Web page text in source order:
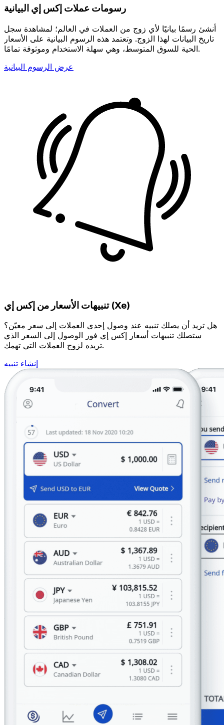
رسومات عملات إكس إي البيانية
أنشئ رسمًا بيانيًا لأي زوج من العملات في العالم؛ لمشاهدة سجل
تاريخ البيانات لهذا الزوج. وتعتمد هذه الرسوم البيانية على الأسعار
الحية للسوق المتوسط، وهي سهلة الاستخدام وموثوقة تمامًا.
عرض الرسوم البيانية
تنبيهات الأسعار من إكس إي (Xe)
هل تريد أن يصلك تنبيه عند وصول إحدى العملات إلى سعر معيّن؟
ستصلك تنبيهات أسعار إكس إي فور الوصول إلى السعر الذي
تريده لزوج العملات التي تهمك.
إنشاء تنبيه